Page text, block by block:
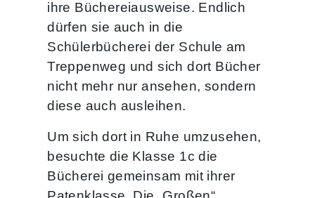
ihre Büchereiausweise. Endlich
dürfen sie auch in die
Schülerbücherei der Schule am
Treppenweg und sich dort Bücher
nicht mehr nur ansehen, sondern
diese auch ausleihen.
Um sich dort in Ruhe umzusehen,
besuchte die Klasse 1c die
Bücherei gemeinsam mit ihrer